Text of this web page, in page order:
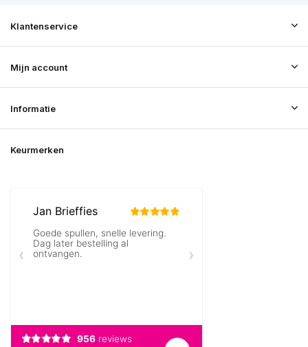
Klantenservice
Mijn account
Informatie
Keurmerken